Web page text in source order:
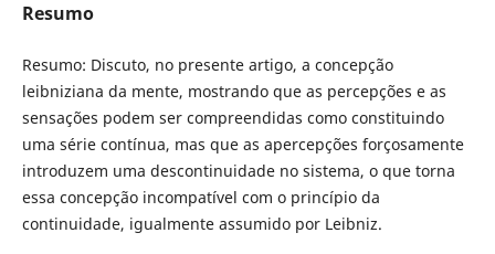
Resumo
Resumo: Discuto, no presente artigo, a concepção
leibniziana da mente, mostrando que as percepções e as
sensações podem ser compreendidas como constituindo
uma série contínua, mas que as apercepções forçosamente
introduzem uma descontinuidade no sistema, o que torna
essa concepção incompatível com o princípio da
continuidade, igualmente assumido por Leibniz.